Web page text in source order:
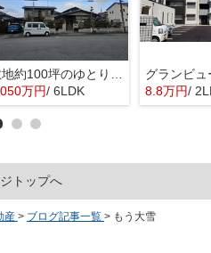
敷地約100坪のゆとりのお家
万円/ 6LDK
グランビ
8.8万円/
トップへ
産 > ブログ記事一覧 > もう大雪